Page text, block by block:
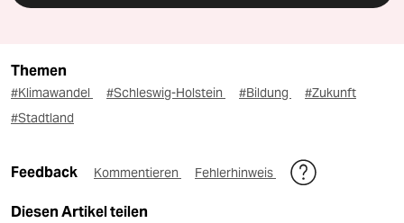
Themen
#Klimawandel #Schleswig-Holstein #Bildung
#Zukunft
#Stadtland
Feedback Kommentieren Fehlerhinweis
Diesen Artikel teilen